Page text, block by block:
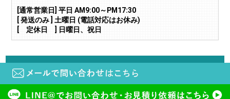
[通常営業日] 平日 AM9:00～PM17:30
[ 発送のみ ] 土曜日 (電話対応はお休み)
[ 定休日 ] 日曜日、祝日
copyright (c) 鍵と電気錠の通販サイトkeyDEPO. all rights reserved.